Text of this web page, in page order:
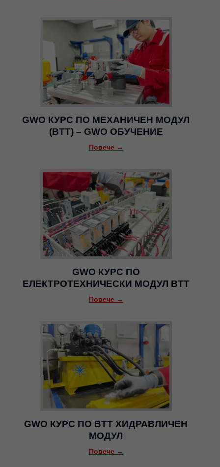
GWO КУРС ПО МЕХАНИЧЕН МОДУЛ
(BTT) – GWO ОБУЧЕНИЕ
Повече →
GWO КУРС ПО
ЕЛЕКТРОТЕХНИЧЕСКИ МОДУЛ BTT
Повече →
GWO КУРС ПО BTT ХИДРАВЛИЧЕН
МОДУЛ
Повече →